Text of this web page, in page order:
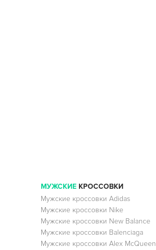
МУЖСКИЕКРОССОВКИ
Мужские кроссовки Adidas
Мужские кроссовки Nike
Мужские кроссовки New Balance
Мужские кроссовки Balenciaga
Мужские кроссовки Alex McQueen